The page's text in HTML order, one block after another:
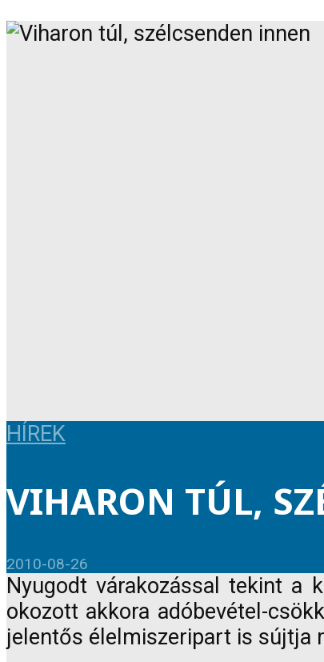
HÍREK
VIHARON TÚL,
2010-08-26
Nyugodt várakozással tekint a
okozott akkora adóbevétel-
jelentős élelmiszeripart is sújtja